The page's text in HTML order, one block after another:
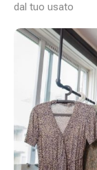
dal tuo usato